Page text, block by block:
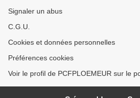
Signaler un abus
C.G.U.
Cookies et données personnelles
Préférences cookies
Voir le profil de PCFPLOEMEUR sur le